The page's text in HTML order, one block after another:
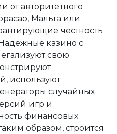
авторитетного
Мальта или
честность
казино с
свою
используют
случайных
игр и
финансовых
образом, строится